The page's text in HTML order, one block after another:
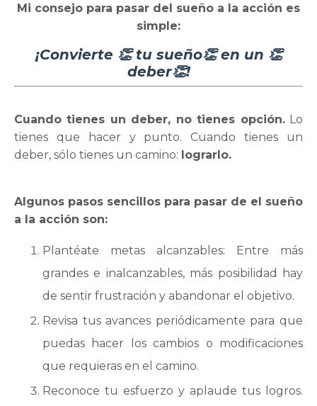
Mi consejo para pasar del sueño a la acción es
simple:
¡Convierte 👏 tu sueño👏 en un 👏
deber👏!
Cuando tienes un deber, no tienes opción.Lo
tienes que hacer y punto. Cuando tienes un
deber, sólo tienes un camino: lograrlo.
Algunos pasos sencillos para pasar de el sueño
a la acción son:
Plantéate metas alcanzables: Entre más
grandes e inalcanzables, más posibilidad hay
de sentir frustración y abandonar el objetivo.
Revisa tus avances periódicamente para que
puedas hacer los cambios o modificaciones
que requieras en el camino.
Reconoce tu esfuerzo y aplaude tus logros.